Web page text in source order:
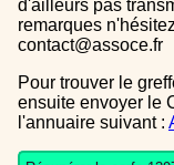
d'ailleurs pas
remarques
contact@assoce.fr
Pour trouver le greffe des associations auquel vous devrez
ensuite envoyer le
l'annuaire suivant :